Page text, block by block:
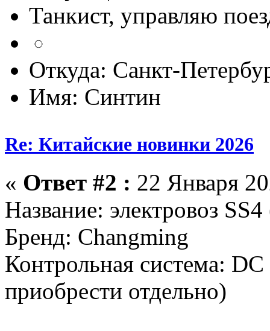
Танкист, управляю
Откуда: Санкт-
Имя: Синтин
Re: Китайские новинки 2026
« Ответ #2 : 22 Января
Название: электровоз SS4
Бренд: Changming
Контрольная система:
приобрести отдельно)